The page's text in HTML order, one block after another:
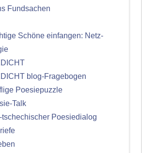
Fundsachen
Schöne einfangen: Netz-
blog-Fragebogen
Poesiepuzzle
Talk
tschechischer Poesiedialog